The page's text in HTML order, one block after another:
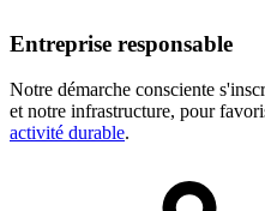
Entreprise responsable
Notre démarche consciente
et notre infrastructure, pour
activité durable.